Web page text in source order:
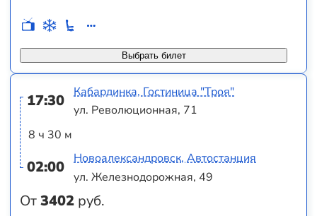
Выбрать билет
17:30
8 ч 30 м
02:00
От3402 руб.
Кабардинка, Гостиница "Троя"
ул. Революционная, 71
Новоалександровск, Автостанция
ул. Железнодорожная, 49